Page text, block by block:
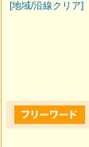
[地域/沿線クリア]